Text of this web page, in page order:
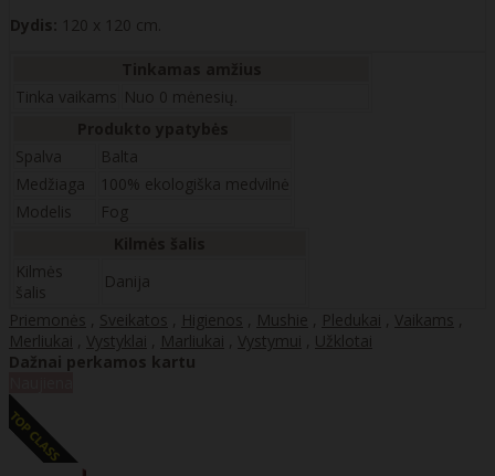
Dydis: 120 x 120 cm.
Tinka vaikams Nuo 0 mėnesių.
Spalva
Balta
Medžiaga
100% ekologiška medvilnė
Modelis
Fog
Kilmės
šalis
Danija
Priemonės , Sveikatos , Higienos , Mushie , Pledukai , Vaikams ,
Merliukai , Vystyklai , Marliukai , Vystymui , Užklotai
Dažnai perkamos kartu